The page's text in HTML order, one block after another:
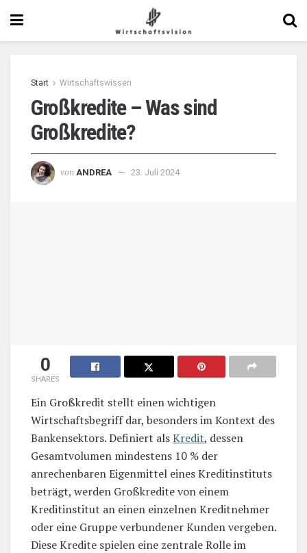
Start Wirtschaftswissen
Großkredite – Was sind
Großkredite?
von ANDREA 23. Juli 2024
0
SHARES
Ein Großkredit stellt einen wichtigen
Wirtschaftsbegriff dar, besonders im Kontext des
Bankensektors. Definiert alsKredit, dessen
Gesamtvolumen mindestens 10 % der
anrechenbaren Eigenmittel eines Kreditinstituts
beträgt, werden Großkredite von einem
Kreditinstitut an einen einzelnen Kreditnehmer
oder eine Gruppe verbundener Kunden vergeben.
Diese Kredite spielen eine zentrale Rolle im